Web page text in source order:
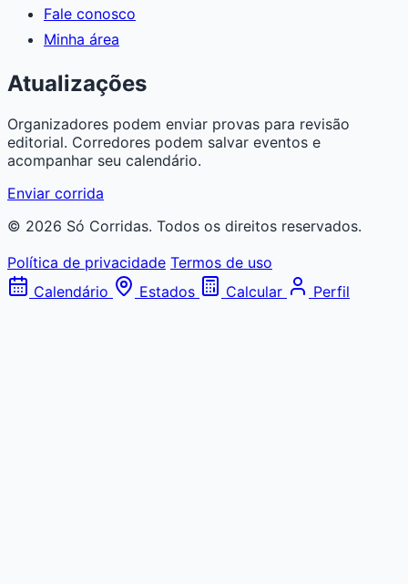
Fale conosco
Minha área
Atualizações
Organizadores podem enviar provas para revisão
editorial. Corredores podem salvar eventos e
acompanhar seu calendário.
Enviar corrida
© 2026 Só Corridas. Todos os direitos reservados.
Política de privacidade Termos de uso
Calendário
Estados Calcular Perfil